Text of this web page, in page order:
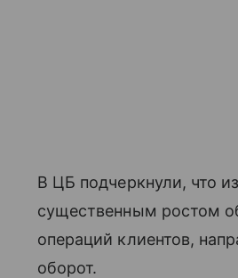
В ЦБ подчеркнули, что
существенным ростом
операций клиентов,
оборот.